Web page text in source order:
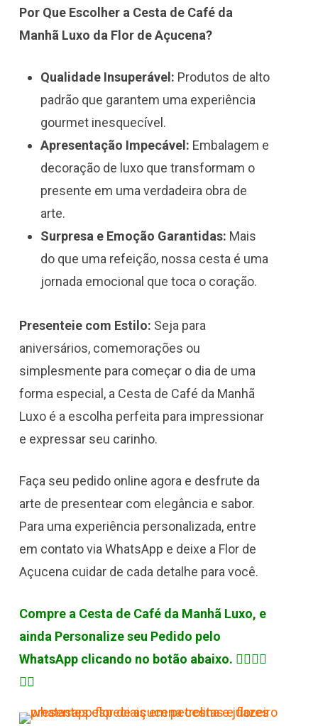
Por Que Escolher a Cesta de Café da
Manhã Luxo da Flor de Açucena?
Qualidade Insuperável: Produtos de alto
padrão que garantem uma experiência
gourmet inesquecível.
Apresentação Impecável: Embalagem e
decoração de luxo que transformam o
presente em uma verdadeira obra de
arte.
Surpresa e Emoção Garantidas: Mais
do que uma refeição, nossa cesta é uma
jornada emocional que toca o coração.
Presenteie com Estilo: Seja para
aniversários, comemorações ou
simplesmente para começar o dia de uma
forma especial, a Cesta de Café da Manhã
Luxo é a escolha perfeita para impressionar
e expressar seu carinho.
Faça seu pedido online agora e desfrute da
arte de presentear com elegância e sabor.
Para uma experiência personalizada, entre
em contato via WhatsApp e deixe a Flor de
Açucena cuidar de cada detalhe para você.
Compre a Cesta de Café da Manhã Luxo, e
ainda Personalize seu Pedido pelo
WhatsApp clicando no botão abaixo. 👇🏽👇🏽
👇🏽